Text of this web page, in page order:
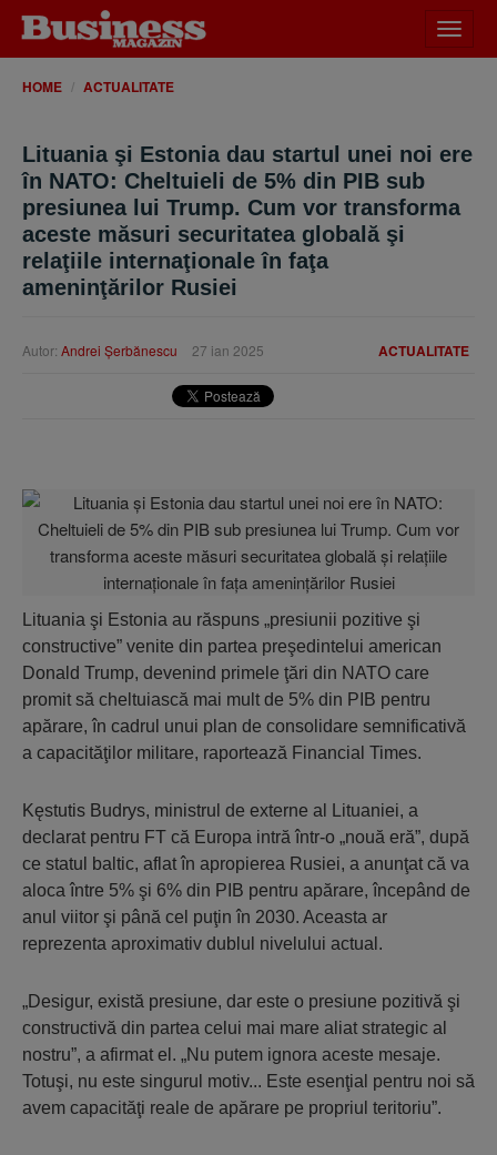
meniu
HOME ACTUALITATE
Lituania şi Estonia dau startul unei noi ere
în NATO: Cheltuieli de 5% din PIB sub
presiunea lui Trump. Cum vor transforma
aceste măsuri securitatea globală şi
relaţiile internaţionale în faţa
ameninţărilor Rusiei
ACTUALITATE
Autor: Andrei Şerbănescu 27 ian 2025
Lituania şi Estonia au răspuns „presiunii pozitive şi
constructive” venite din partea preşedintelui american
Donald Trump, devenind primele ţări din NATO care
promit să cheltuiască mai mult de 5% din PIB pentru
apărare, în cadrul unui plan de consolidare semnificativă
a capacităţilor militare, raportează Financial Times.
Kęstutis Budrys, ministrul de externe al Lituaniei, a
declarat pentru FT că Europa intră într-o „nouă eră”, după
ce statul baltic, aflat în apropierea Rusiei, a anunţat că va
aloca între 5% şi 6% din PIB pentru apărare, începând de
anul viitor şi până cel puţin în 2030. Aceasta ar
reprezenta aproximativ dublul nivelului actual.
„Desigur, există presiune, dar este o presiune pozitivă şi
constructivă din partea celui mai mare aliat strategic al
nostru”, a afirmat el. „Nu putem ignora aceste mesaje.
Totuşi, nu este singurul motiv... Este esenţial pentru noi să
avem capacităţi reale de apărare pe propriul teritoriu”.